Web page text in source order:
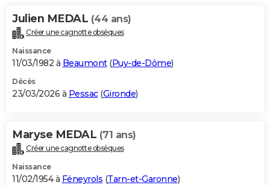
Alimentation
Guide de la santé
Maladies
Médicaments
Sommeil
VOYAGE
Destinations
City break
Voyage nature
Voyage de noces
Forum
Climat
+PHOTO
GUIDES D'ACHAT
BONS PLANS
Carte de Noël
Carte Bonne année
Carte Saint-Valentin
Carte Pâques
Carte d'anniversaire
DICTIONNAIRE
Dictionnaire
Biographies
Citations
Expressions
Proverbes
PROGRAMME TV
Julien MEDAL (44 ans)
Créer une cagnotte obsèques
Naissance
11/03/1982 à Beaumont(Puy-de-Dôme)
Décès
23/03/2026 à Pessac(Gironde)
Maryse MEDAL (71 ans)
Créer une cagnotte obsèques
Naissance
11/02/1954 à Féneyrols (Tarn-et-Garonne)